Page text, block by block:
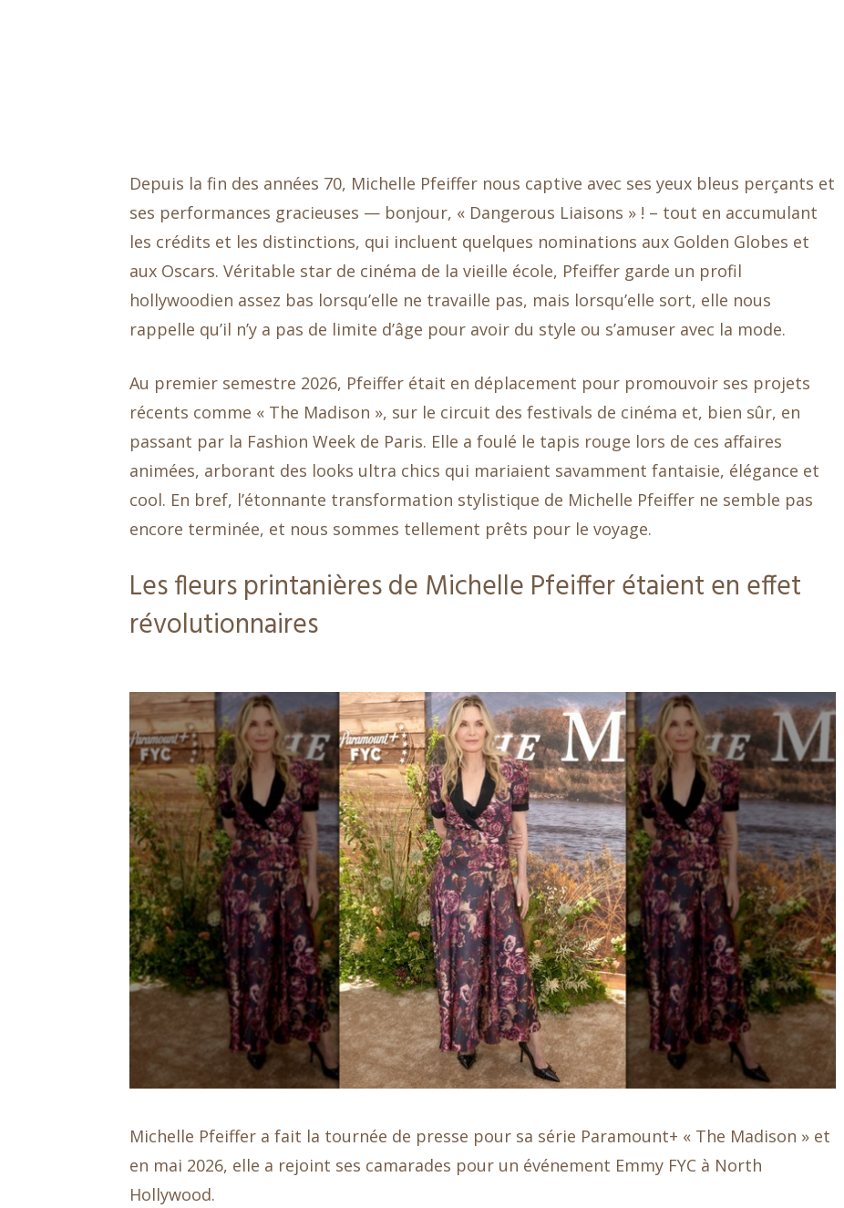
Depuis la fin des années 70, Michelle Pfeiffer nous captive avec ses yeux bleus perçants et
ses performances gracieuses — bonjour, « Dangerous Liaisons » ! – tout en accumulant
les crédits et les distinctions, qui incluent quelques nominations aux Golden Globes et
aux Oscars. Véritable star de cinéma de la vieille école, Pfeiffer garde un profil
hollywoodien assez bas lorsqu’elle ne travaille pas, mais lorsqu’elle sort, elle nous
rappelle qu’il n’y a pas de limite d’âge pour avoir du style ou s’amuser avec la mode.
Au premier semestre 2026, Pfeiffer était en déplacement pour promouvoir ses projets
récents comme « The Madison », sur le circuit des festivals de cinéma et, bien sûr, en
passant par la Fashion Week de Paris. Elle a foulé le tapis rouge lors de ces affaires
animées, arborant des looks ultra chics qui mariaient savamment fantaisie, élégance et
cool. En bref, l’étonnante transformation stylistique de Michelle Pfeiffer ne semble pas
encore terminée, et nous sommes tellement prêts pour le voyage.
Les fleurs printanières de Michelle Pfeiffer étaient en effet
révolutionnaires
Michelle Pfeiffer a fait la tournée de presse pour sa série Paramount+ « The Madison » et
en mai 2026, elle a rejoint ses camarades pour un événement Emmy FYC à North
Hollywood.